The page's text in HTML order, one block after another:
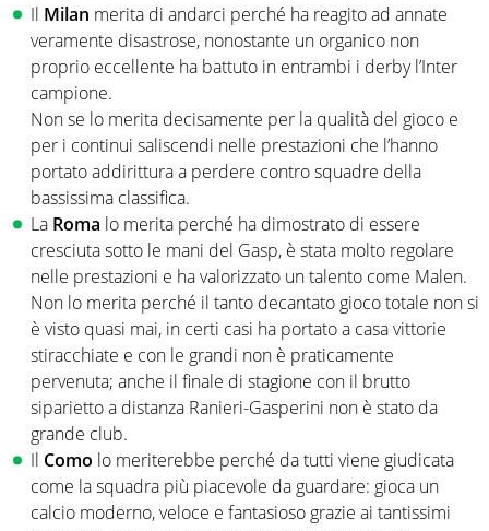
Il Milan merita di andarci perché ha reagito ad annate
veramente disastrose, nonostante un organico non
proprio eccellente ha battuto in entrambi i derby l’Inter
campione.
Non se lo merita decisamente per la qualità del gioco e
per i continui saliscendi nelle prestazioni che l’hanno
portato addirittura a perdere contro squadre della
bassissima classifica.
La Roma lo merita perché ha dimostrato di essere
cresciuta sotto le mani del Gasp, è stata molto regolare
nelle prestazioni e ha valorizzato un talento come Malen.
Non lo merita perché il tanto decantato gioco totale non si
è visto quasi mai, in certi casi ha portato a casa vittorie
stiracchiate e con le grandi non è praticamente
pervenuta; anche il finale di stagione con il brutto
siparietto a distanza Ranieri-Gasperini non è stato da
grande club.
Il Como lo meriterebbe perché da tutti viene giudicata
come la squadra più piacevole da guardare: gioca un
calcio moderno, veloce e fantasioso grazie ai tantissimi